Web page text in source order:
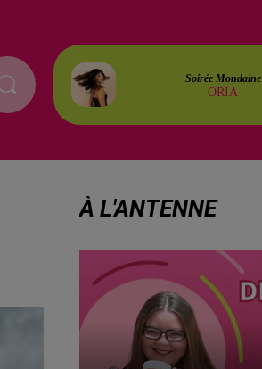
Soirée Mondaine
ORIA
À L'ANTENNE